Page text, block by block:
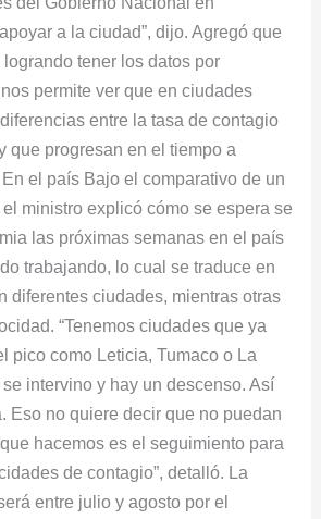
a la ciudad”, dijo. Agregó que
tener los datos por
permite ver que en ciudades
entre la tasa de contagio
que progresan en el tiempo a
el país Bajo el comparativo de un
ministro explicó cómo se espera se
las próximas semanas en el país
trabajando, lo cual se traduce en
diferentes ciudades, mientras otras
“Tenemos ciudades que ya
pico como Leticia, Tumaco o La
intervino y hay un descenso. Así
Eso no quiere decir que no puedan
hacemos es el seguimiento para
de contagio”, detalló. La
entre julio y agosto por el